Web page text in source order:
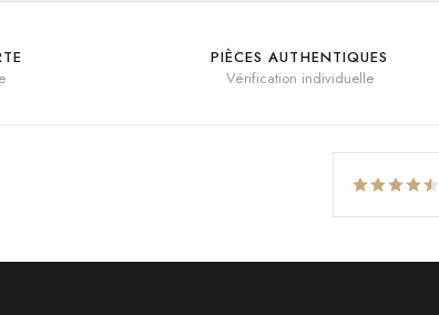
PIÈCES AUTHENTIQUES
Vérification individuelle